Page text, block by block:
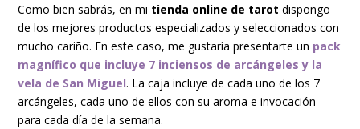
Como bien sabrás, en mi tienda online de tarot dispongo
de los mejores productos especializados y seleccionados con
mucho cariño. En este caso, me gustaría presentarte un pack
magnífico que incluye 7 inciensos de arcángeles y la
vela de San Miguel. La caja incluye de cada uno de los 7
arcángeles, cada uno de ellos con su aroma e invocación
para cada día de la semana.